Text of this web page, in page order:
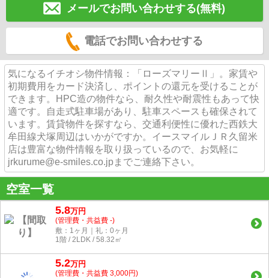
メールでお問い合わせする(無料)
電話でお問い合わせする
気になるイチオシ物件情報：「ローズマリーⅡ」。家賃や
初期費用をカード決済し、ポイントの還元を受けることが
できます。HPC造の物件なら、耐久性や耐震性もあって快
適です。自走式駐車場があり、駐車スペースも確保されて
います。賃貸物件を探すなら、交通利便性に優れた西鉄大
牟田線犬塚周辺はいかがですか。イースマイルＪＲ久留米
店は豊富な物件情報を取り扱っているので、お気軽に
jrkurume@e-smiles.co.jpまでご連絡下さい。
空室一覧
5.8万円
(管理費・共益費 -)
敷：1ヶ月｜礼：0ヶ月
1階 / 2LDK / 58.32㎡
5.2万円
(管理費・共益費 3,000円)